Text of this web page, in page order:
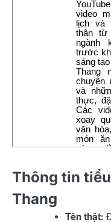
Thông tin
Thang
Tên thật: